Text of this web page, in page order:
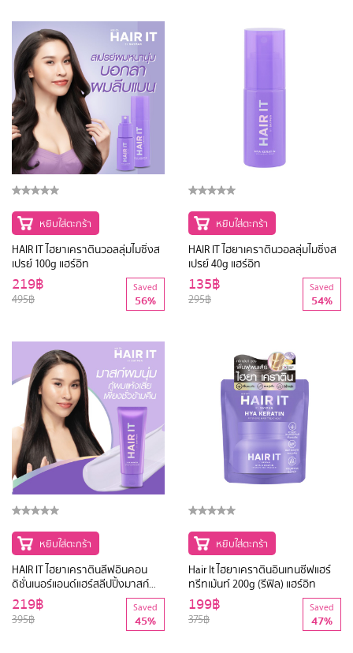
หยิบใส่ตะกร้า
HAIR IT ไฮยาเคราตินวอลลุ่มไมซิ่งส
เปรย์ 100g แฮร์อิท
495฿
219฿ Saved
56%
หยิบใส่ตะกร้า
HAIR IT ไฮยาเคราตินวอลลุ่มไมซิ่งส
เปรย์ 40g แฮร์อิท
295฿
135฿ Saved
54%
หยิบใส่ตะกร้า
HAIR IT ไฮยาเคราตินลีฟอินคอน
ดิชั่นเนอร์แอนด์แฮร์สลีปปิ้งมาสก์
100g แฮร์อิท
395฿
219฿ Saved
45%
หยิบใส่ตะกร้า
Hair It ไฮยาเคราตินอินเทนซีฟแฮร์
ทรีทเม้นท์ 200g (รีฟิล) แฮร์อิท
375฿
199฿ Saved
47%